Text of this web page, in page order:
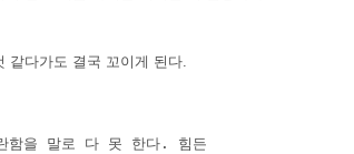
같다가도 결국 꼬이게 된다.
함을 말로 다 못 한다. 힘든